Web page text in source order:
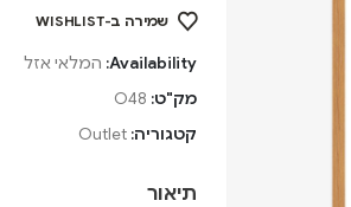
שמירה ב-WISHLIST
Availability: המלאי אזל
מק"ט: O48
קטגוריה: Outlet
תיאור